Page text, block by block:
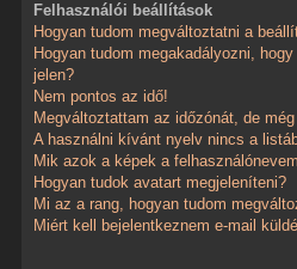
Felhasználói beállítások
Hogyan tudom megváltoztatni a
Hogyan tudom megakadályozni,
jelen?
Nem pontos az idő!
Megváltoztattam az időzónát, de
A használni kívánt nyelv nincs a
Mik azok a képek a
Hogyan tudok avatart megjeleníteni?
Mi az a rang, hogyan tudom
Miért kell bejelentkeznem e-mail